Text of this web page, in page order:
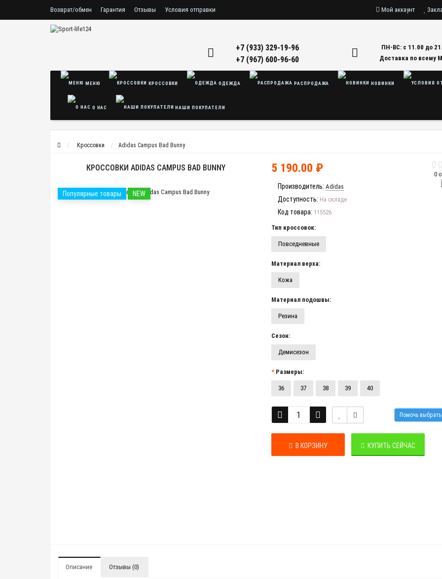
Возврат/обмен Гарантия Отзывы Условия отправки
Условия соглашения
Мой аккаунт
+7 (933) 329-19-96
+7 (967) 600-96-60
ПН-ВС: с 11.00 до
Доставка по всему
МЕНЮ КРОССОВКИ ОДЕЖДА РАСПРОДАЖА НОВИНКИ
О НАС НАШИ ПОКУПАТЕЛИ
Кроссовки Adidas Campus Bad Bunny
КРОССОВКИ ADIDAS CAMPUS BAD BUNNY
Популярные товары NEW
0
5 190.00 ₽
Производитель: Adidas
Доступность: На складе
Код товара: 115526
Тип кроссовок:
Повседневные
Материал верха:
Кожа
Материал подошвы:
Резина
Сезон:
Демисезон
Размеры:
36 37 38 39 40
Помочь
В КОРЗИНУ КУПИТЬ СЕЙЧАС
Описание Отзывы (0)